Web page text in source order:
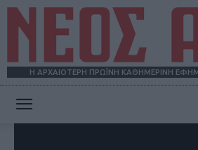
Η ΑΡΧΑΙΟΤΕΡΗ ΠΡΩΪΝΗ ΚΑΘΗΜΕΡΙΝΗ